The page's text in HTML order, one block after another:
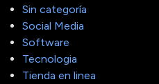
Sin categoría
Social Media
Software
Tecnologia
Tienda en linea